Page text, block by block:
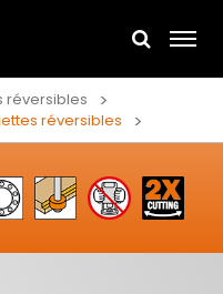
réversibles
réversibles